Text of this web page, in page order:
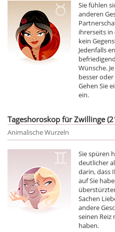
Sie fühlen
anderen
ihrerseits
kein
Jedenfalls
Wünsche.
besser
Gehen Sie
ein.
Tageshoroskop für Zwillinge
Animalische Wurzeln
Sie spüren
deutlicher
darin, dass
auf Sie
Sachen
andere
seinen
haben.